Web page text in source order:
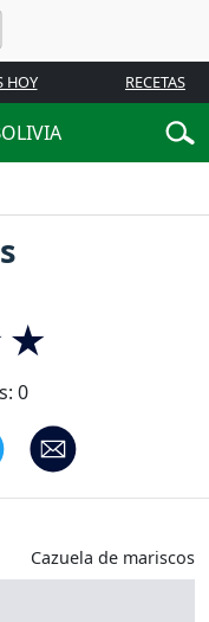
HOY RECETAS
0
Cazuela de mariscos